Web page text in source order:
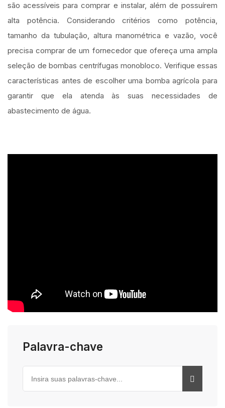
são acessíveis para comprar e instalar, além de possuírem
alta potência. Considerando critérios como potência,
tamanho da tubulação, altura manométrica e vazão, você
precisa comprar de um fornecedor que ofereça uma ampla
seleção de bombas centrífugas monobloco. Verifique essas
características antes de escolher uma bomba agrícola para
garantir que ela atenda às suas necessidades de
abastecimento de água.
Palavra-chave